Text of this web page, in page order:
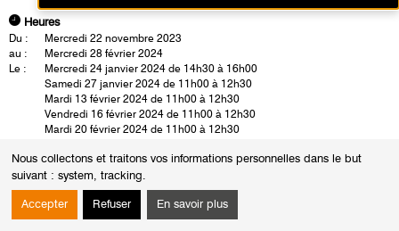
Nous collectons et traitons vos informations personnelles dans le but
suivant : system, tracking.
Accepter Refuser En savoir plus
Heures
Du :
Mercredi 22 novembre 2023
au :
Mercredi 28 février 2024
Le :
Mercredi 24 janvier 2024 de 14h30 à 16h00
Samedi 27 janvier 2024 de 11h00 à 12h30
Mardi 13 février 2024 de 11h00 à 12h30
Vendredi 16 février 2024 de 11h00 à 12h30
Mardi 20 février 2024 de 11h00 à 12h30
Mercredi 28 février 2024 de 14h30 à 16h00
Samedi 2 mars 2024 de 11h00 à 12h30
Dans les collections : un atelier où les visages s’animent…
Lors de la visite, le jeune public découvre des portraits surréalistes,